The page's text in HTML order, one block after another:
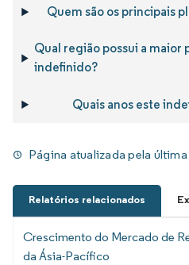
Quem são os principais
Qual região possui a maior
indefinido?
Quais anos este
Página atualizada pela
Relatórios relacionados
Crescimento do Mercado de
da Ásia-Pacífico